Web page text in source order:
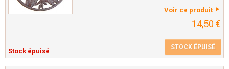
Voir ce produit
14,50 €
Stock épuisé STOCK ÉPUISÉ